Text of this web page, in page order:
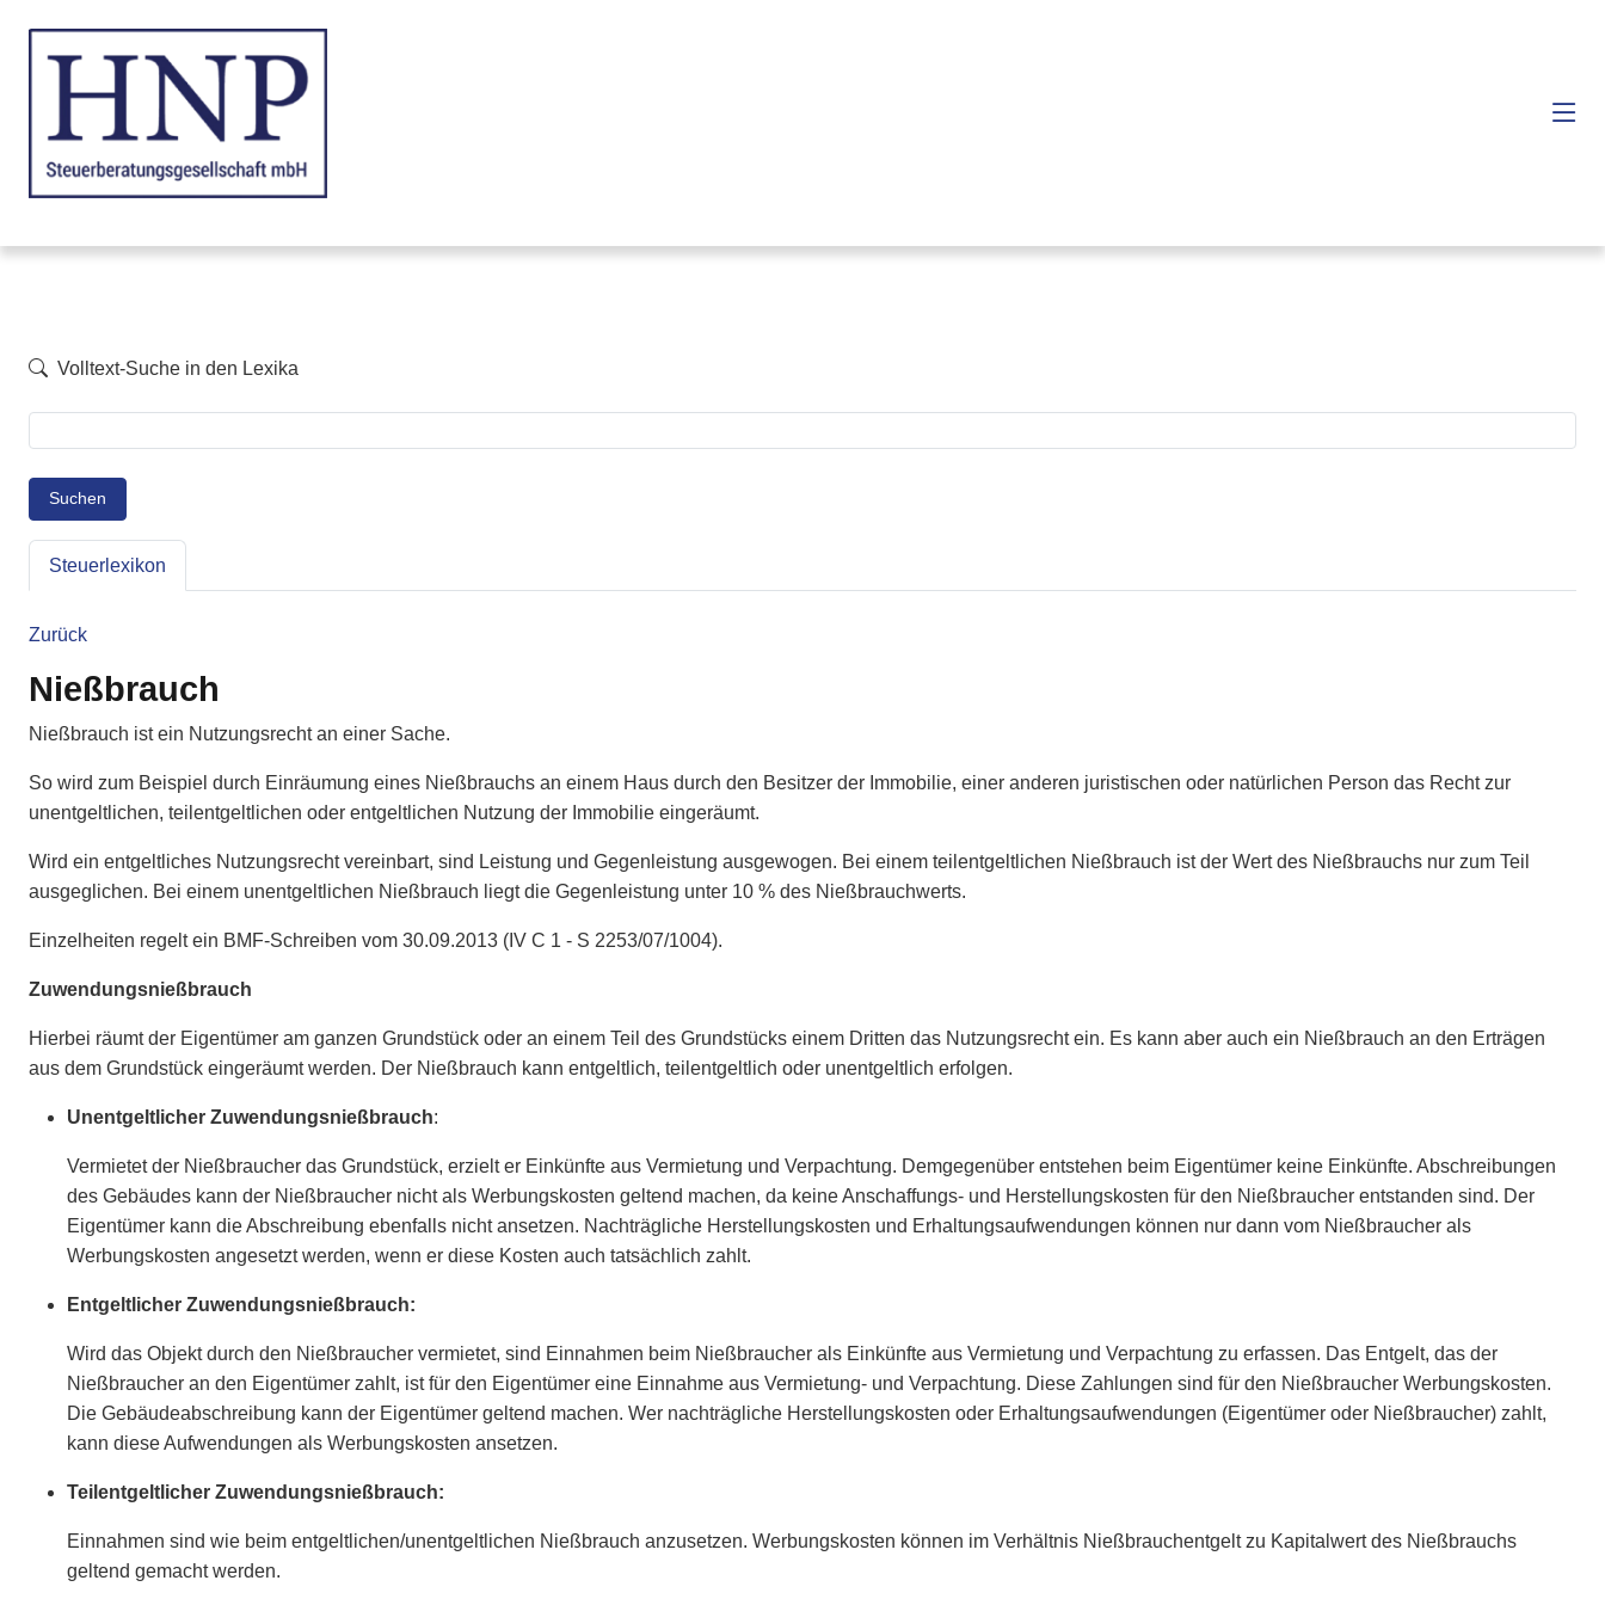
Volltext-Suche in den Lexika
Suchen
Steuerlexikon
Zurück
Nießbrauch
Nießbrauch ist ein Nutzungsrecht an einer Sache.
So wird zum Beispiel durch Einräumung eines Nießbrauchs an einem Haus durch den Besitzer der Immobilie, einer anderen juristischen oder natürlichen Person das Recht zur
unentgeltlichen, teilentgeltlichen oder entgeltlichen Nutzung der Immobilie eingeräumt.
Wird ein entgeltliches Nutzungsrecht vereinbart, sind Leistung und Gegenleistung ausgewogen. Bei einem teilentgeltlichen Nießbrauch ist der Wert des Nießbrauchs nur zum Teil
ausgeglichen. Bei einem unentgeltlichen Nießbrauch liegt die Gegenleistung unter 10 % des Nießbrauchwerts.
Einzelheiten regelt ein BMF-Schreiben vom 30.09.2013 (IV C 1 - S 2253/07/1004).
Zuwendungsnießbrauch
Hierbei räumt der Eigentümer am ganzen Grundstück oder an einem Teil des Grundstücks einem Dritten das Nutzungsrecht ein. Es kann aber auch ein Nießbrauch an den Erträgen
aus dem Grundstück eingeräumt werden. Der Nießbrauch kann entgeltlich, teilentgeltlich oder unentgeltlich erfolgen.
Unentgeltlicher Zuwendungsnießbrauch:
Vermietet der Nießbraucher das Grundstück, erzielt er Einkünfte aus Vermietung und Verpachtung. Demgegenüber entstehen beim Eigentümer keine Einkünfte. Abschreibungen
des Gebäudes kann der Nießbraucher nicht als Werbungskosten geltend machen, da keine Anschaffungs- und Herstellungskosten für den Nießbraucher entstanden sind. Der
Eigentümer kann die Abschreibung ebenfalls nicht ansetzen. Nachträgliche Herstellungskosten und Erhaltungsaufwendungen können nur dann vom Nießbraucher als
Werbungskosten angesetzt werden, wenn er diese Kosten auch tatsächlich zahlt.
Entgeltlicher Zuwendungsnießbrauch:
Wird das Objekt durch den Nießbraucher vermietet, sind Einnahmen beim Nießbraucher als Einkünfte aus Vermietung und Verpachtung zu erfassen. Das Entgelt, das der
Nießbraucher an den Eigentümer zahlt, ist für den Eigentümer eine Einnahme aus Vermietung- und Verpachtung. Diese Zahlungen sind für den Nießbraucher Werbungskosten.
Die Gebäudeabschreibung kann der Eigentümer geltend machen. Wer nachträgliche Herstellungskosten oder Erhaltungsaufwendungen (Eigentümer oder Nießbraucher) zahlt,
kann diese Aufwendungen als Werbungskosten ansetzen.
Teilentgeltlicher Zuwendungsnießbrauch:
Einnahmen sind wie beim entgeltlichen/unentgeltlichen Nießbrauch anzusetzen. Werbungskosten können im Verhältnis Nießbrauchentgelt zu Kapitalwert des Nießbrauchs
geltend gemacht werden.